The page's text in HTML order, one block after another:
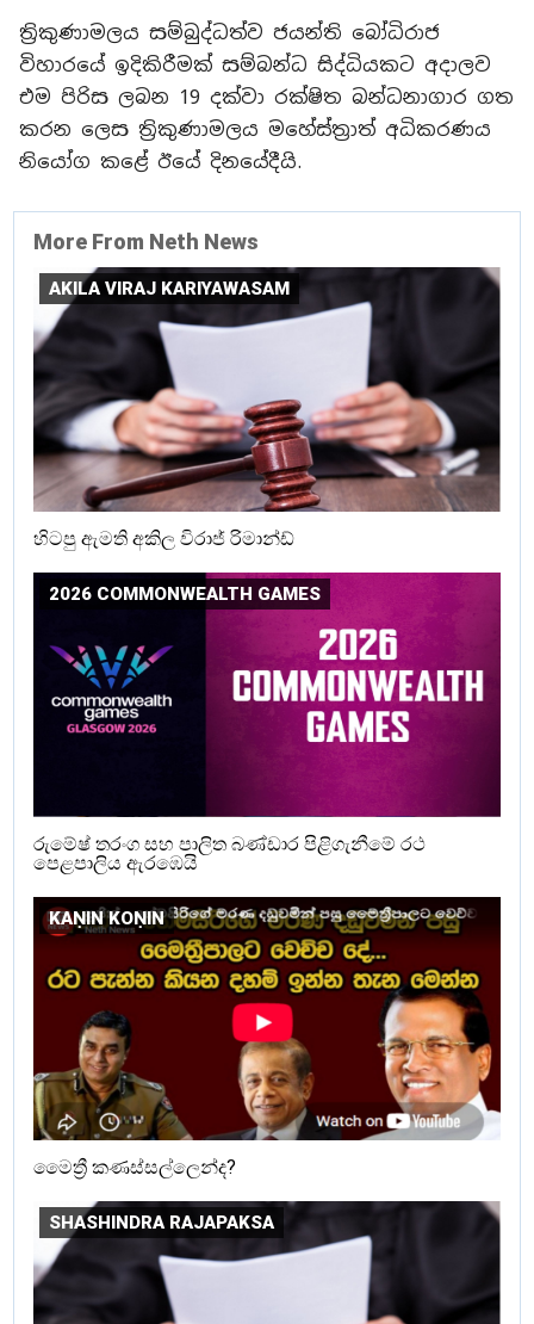
ත්‍රිකුණාමලය සම්බුද්ධත්ව ජයන්ති බෝධිරාජ
විහාරයේ ඉදිකිරීමක් සම්බන්ධ සිද්ධියකට අදාලව
එම පිරිස ලබන 19 දක්වා රක්ෂිත බන්ධනාගාර ගත
කරන ලෙස ත්‍රිකුණාමලය මහේස්ත්‍රාත් අධිකරණය
නියෝග කළේ ඊයේ දිනයේදීයි.
More From Neth News
AKILA VIRAJ KARIYAWASAM
හිටපු ඇමති අකිල විරාජ් රිමාන්ඩ්
2026 COMMONWEALTH GAMES
රුමේෂ් තරංග සහ පාලිත බණ්ඩාර පිළිගැනීමේ රථ
පෙළපාලිය ඇරඹෙයි
KAṆIN KOṆIN
මෛත්‍රී කණස්සල්ලෙන්ද?
SHASHINDRA RAJAPAKSA